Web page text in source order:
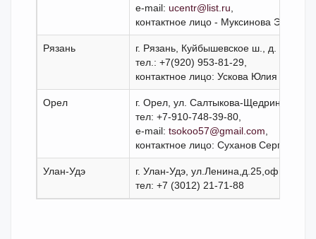
e-mail: ucentr@list.ru
контактное лицо - Муксинова
Рязань
г. Рязань, Куйбышевское ш., д. 25 стр.
тел.: +7(920) 953-81-29,
контактное лицо: Ускова Юлия
Орел
г. Орел, ул. Салтыкова-Щедрина, д.
тел: +7-910-748-39-80,
e-mail: tsokoo57@gmail.com
контактное лицо: Суханов Сергей
Улан-Удэ
г. Улан-Удэ, ул.Ленина,д.25,оф.1,
тел: +7 (3012) 21-71-88